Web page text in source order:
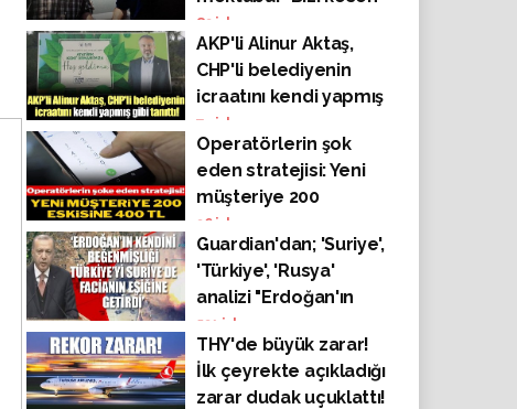
bıçak seni de
kesecektir"
83 izlenme
AKP'li Alinur Aktaş,
CHP'li belediyenin
icraatını kendi yapmış
gibi tanıttı!
74 izlenme
Operatörlerin şok
eden stratejisi: Yeni
müşteriye 200
eskisine 400 TL!
36 izlenme
Guardian'dan; 'Suriye',
'Türkiye', 'Rusya'
analizi "Erdoğan'ın
kendini beğenmişliği,
Türkiye’yi Suriye’de
facianın eşiğine
getirdi"
531 izlenme
THY'de büyük zarar!
İlk çeyrekte açıkladığı
zarar dudak uçuklattı!